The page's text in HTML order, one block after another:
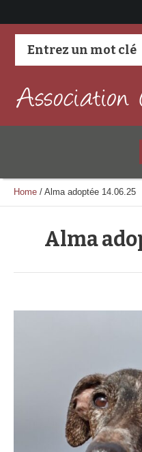
Home / Alma adoptée 14.06.25
Alma